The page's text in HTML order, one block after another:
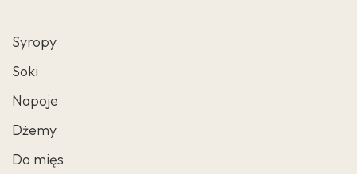
Syropy
Soki
Napoje
Dżemy
Do mięs